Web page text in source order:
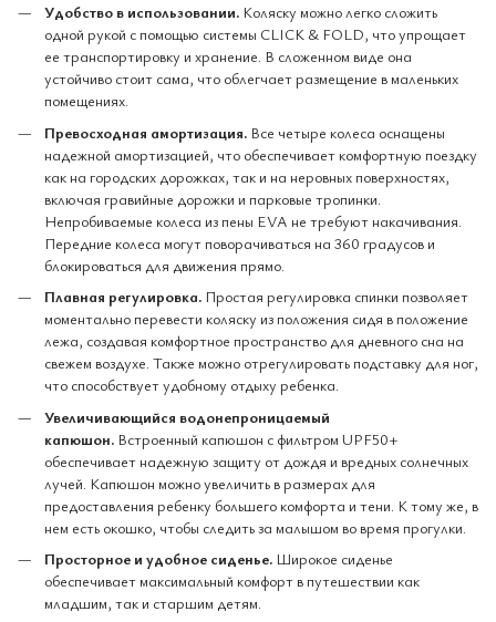
Удобство в использовании. Коляску можно легко сложить
одной рукой с помощью системы CLICK & FOLD, что упрощает
ее транспортировку и хранение. В сложенном виде она
устойчиво стоит сама, что облегчает размещение в маленьких
помещениях.
Превосходная амортизация. Все четыре колеса оснащены
надежной амортизацией, что обеспечивает комфортную поездку
как на городских дорожках, так и на неровных поверхностях,
включая гравийные дорожки и парковые тропинки.
Непробиваемые колеса из пены EVA не требуют накачивания.
Передние колеса могут поворачиваться на 360 градусов и
блокироваться для движения прямо.
Плавная регулировка. Простая регулировка спинки позволяет
моментально перевести коляску из положения сидя в положение
лежа, создавая комфортное пространство для дневного сна на
свежем воздухе. Также можно отрегулировать подставку для ног,
что способствует удобному отдыху ребенка.
Увеличивающийся водонепроницаемый
капюшон. Встроенный капюшон с фильтром UPF50+
обеспечивает надежную защиту от дождя и вредных солнечных
лучей. Капюшон можно увеличить в размерах для
предоставления ребенку большего комфорта и тени. К тому же, в
нем есть окошко, чтобы следить за малышом во время прогулки.
Просторное и удобное сиденье. Широкое сиденье
обеспечивает максимальный комфорт в путешествии как
младшим, так и старшим детям.